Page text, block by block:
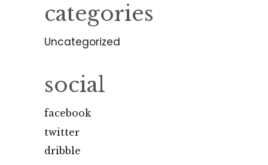
categories
Uncategorized
social
facebook
twitter
dribble